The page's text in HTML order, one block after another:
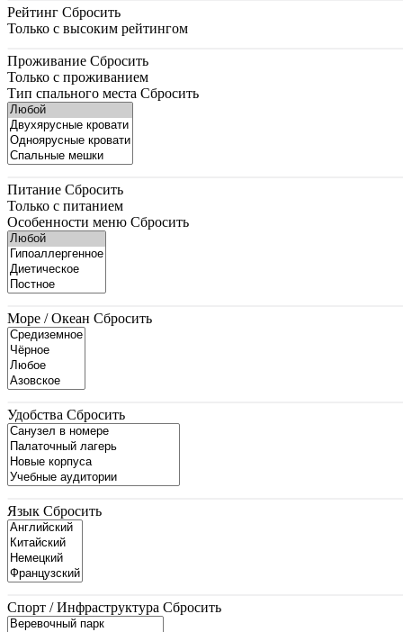
Рейтинг Сбросить
Только с высоким рейтингом
Проживание Сбросить
Только с проживанием
Тип спального места Сбросить
Питание Сбросить
Только с питанием
Особенности меню Сбросить
Море / Океан Сбросить
Удобства Сбросить
Язык Сбросить
Спорт / Инфраструктура Сбросить